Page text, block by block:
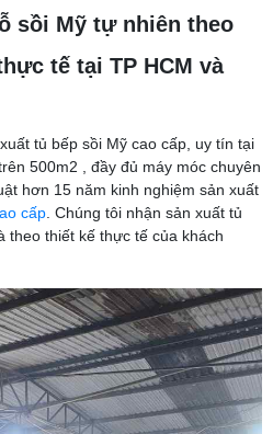
sồi Mỹ tự nhiên theo
tế tại TP HCM và
tủ bếp sồi Mỹ cao cấp, uy tín tại
500m2 , đầy đủ máy móc chuyên
hơn 15 năm kinh nghiệm sản xuất
cấp . Chúng tôi nhận sản xuất tủ
theo thiết kế thực tế của khách